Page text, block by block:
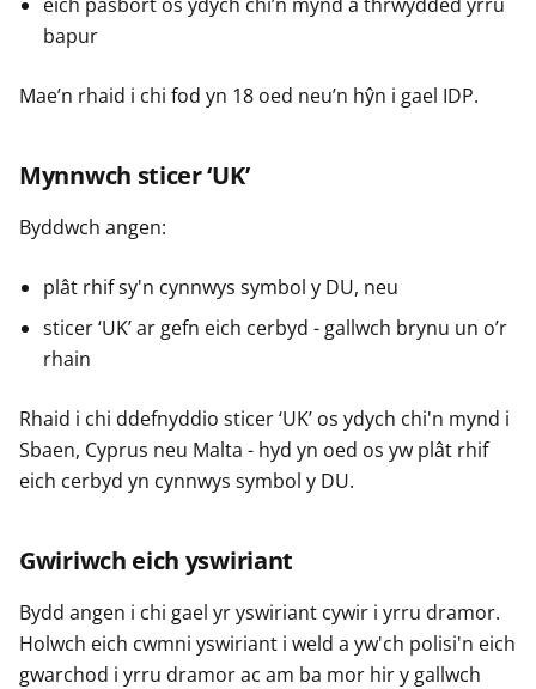
bapur
Mae’n rhaid i chi fod yn 18 oed neu’n hŷn i gael IDP.
Mynnwch sticer ‘UK’
Byddwch angen:
plât rhif sy'n cynnwys symbol y DU, neu
sticer ‘UK’ ar gefn eich cerbyd - gallwch brynu un o’r
rhain
Rhaid i chi ddefnyddio sticer ‘UK’ os ydych chi'n mynd i
Sbaen, Cyprus neu Malta - hyd yn oed os yw plât rhif
eich cerbyd yn cynnwys symbol y DU.
Gwiriwch eich yswiriant
Bydd angen i chi gael yr yswiriant cywir i yrru dramor.
Holwch eich cwmni yswiriant i weld a yw'ch polisi'n eich
gwarchod i yrru dramor ac am ba mor hir y gallwch